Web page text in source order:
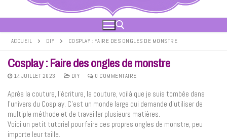
Rechercher :
ACCUEIL DIY COSPLAY : FAIRE DES ONGLES DE MONSTRE
Cosplay : Faire des ongles de monstre
14 JUILLET 2023 DIY 0 COMMENTAIRE
Après la couture, l’écriture, la couture, voilà que je suis tombée dans
l’univers du Cosplay. C’est un monde large qui demande d’utiliser de
multiple méthode et de travailler plusieurs matières.
Voici un petit tutoriel pour faire ces propres ongles de monstre, peu
importe leur taille.